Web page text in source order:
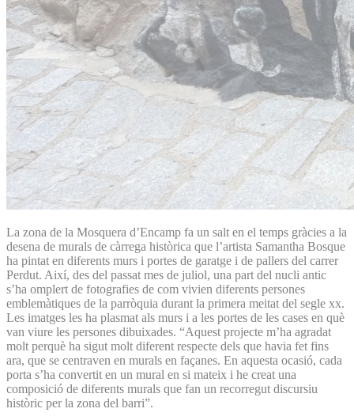
La zona de la Mosquera d’Encamp fa un salt en el temps gràcies a la
desena de murals de càrrega històrica que l’artista Samantha Bosque
ha pintat en diferents murs i portes de garatge i de pallers del carrer
Perdut. Així, des del passat mes de juliol, una part del nucli antic
s’ha omplert de fotografies de com vivien diferents persones
emblemàtiques de la parròquia durant la primera meitat del segle xx.
Les imatges les ha plasmat als murs i a les portes de les cases en què
van viure les persones dibuixades. “Aquest projecte m’ha agradat
molt perquè ha sigut molt diferent respecte dels que havia fet fins
ara, que se centraven en murals en façanes. En aquesta ocasió, cada
porta s’ha convertit en un mural en si mateix i he creat una
composició de diferents murals que fan un recorregut discursiu
històric per la zona del barri”.